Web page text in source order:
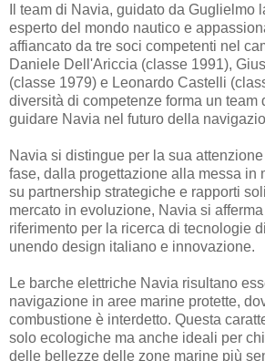
Il team di Navia, guidato da Guglielmo
esperto del mondo nautico e
affiancato da tre soci competenti nel
Daniele Dell'Ariccia (classe 1991),
(classe 1979) e Leonardo Castelli
diversità di competenze forma un team
guidare Navia nel futuro della
Navia si distingue per la sua
fase, dalla progettazione alla messa in
su partnership strategiche e rapporti
mercato in evoluzione, Navia si
riferimento per la ricerca di tecnologie
unendo design italiano e innovazione.
Le barche elettriche Navia risultano
navigazione in aree marine protette,
combustione è interdetto. Questa
solo ecologiche ma anche ideali per
delle bellezze delle zone marine più